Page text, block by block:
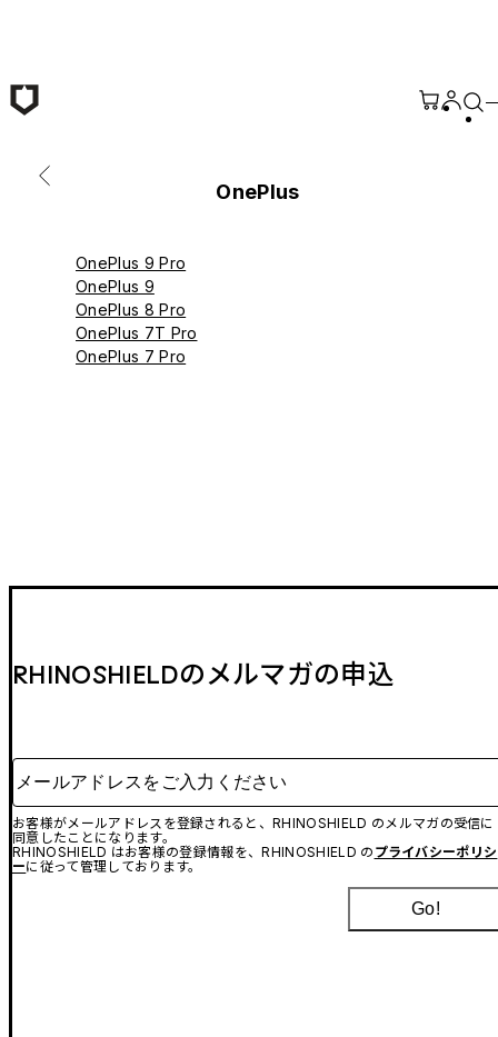
OnePlus
OnePlus 9 Pro
OnePlus 9
OnePlus 8 Pro
OnePlus 7T Pro
OnePlus 7 Pro
RHINOSHIELDのメルマガの申込
メールアドレスをご入力ください
お客様がメールアドレスを登録されると、RHINOSHIELD のメルマガの受信に
同意したことになります。
RHINOSHIELD はお客様の登録情報を、RHINOSHIELD の プライバシーポリシ
ーに従って管理しております。
Go!